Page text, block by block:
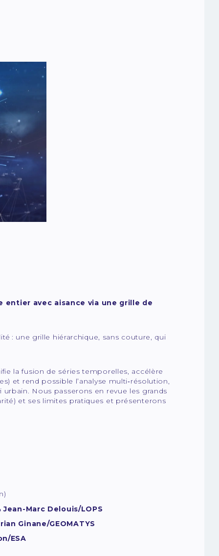
entier avec aisance via une grille de
: une grille hiérarchique, sans couture, qui
la fusion de séries temporelles, accélère
et rend possible l’analyse multi‑résolution,
Nous passerons en revue les grands
et ses limites pratiques et présenterons
Jean-Marc Delouis/LOPS
Ginane/GEOMATYS
ESA